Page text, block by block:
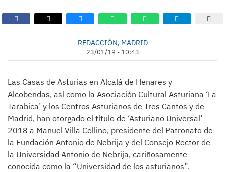
REDACCIÓN, MADRID
23/01/19 - 10:43
Las Casas de Asturias en Alcalá de Henares y
Alcobendas, así como la Asociación Cultural Asturiana ‘La
Tarabica’ y los Centros Asturianos de Tres Cantos y de
Madrid, han otorgado el título de ‘Asturiano Universal’
2018 a Manuel Villa Cellino, presidente del Patronato de
la Fundación Antonio de Nebrija y del Consejo Rector de
la Universidad Antonio de Nebrija, cariñosamente
conocida como la “Universidad de los asturianos”.